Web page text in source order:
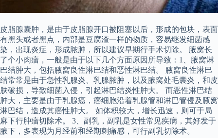
皮脂腺囊肿，是由于皮脂腺开口被阻塞以后，形成的包块，表面
有黑头或者黑点，内部是豆腐渣一样的物质，容易继发细菌感
染，出现炎症，形成脓肿，所以建议早期行手术切除。 腋窝长
了个小肉瘤，一般是由于以下几个方面原因所导致：1、腋窝淋
巴结肿大，包括腋窝良性淋巴结和恶性淋巴结。 腋窝良性淋巴
结常常是由于急性乳腺炎、乳腺脓肿，以及腋窝处毛囊炎，和皮
肤破损，导致细菌入侵，引起淋巴结炎性肿大。 而恶性淋巴结
肿大，主要是由于乳腺癌，癌细胞沿着乳腺管和淋巴管侵及腋窝
淋巴结，造成其癌性肿大。 如体积较大，增长迅速，则可于局
麻下行肿瘤切除术。 3、副乳，副乳是女性常见疾病，其好发于
腋下，多表现为月经前和经期刺痛感，可行副乳切除术。